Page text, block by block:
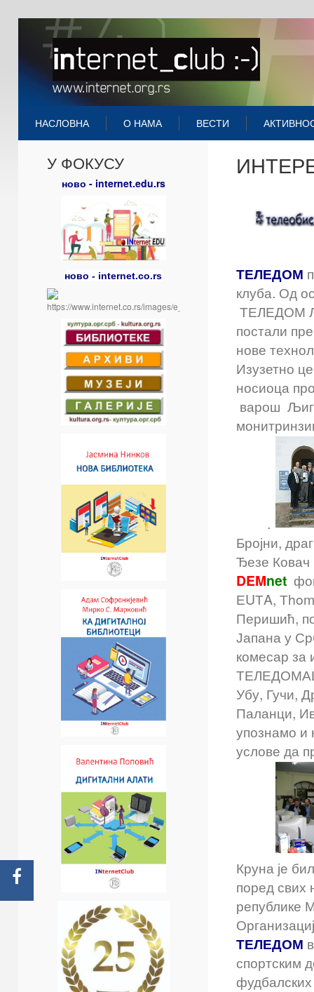
НАСЛОВНА О НАМА ВЕСТИ
У ФОКУСУ
ново - internet.edu.rs
ново - internet.co.rs ТЕЛЕДОМ
клуба. Од
ТЕЛЕДОМ
постали
нове
Изузетно
носиоца
варош Љиг
.
Бројни,
Ђезе Ковач
DEMnet
ЕUТA,
Перишић,
Јапана у
комесар за
Убу, Гучи,
Паланци,
упознамо и
услове да
Круна је
поред свих
републике
ТЕЛЕДОМ
спортским